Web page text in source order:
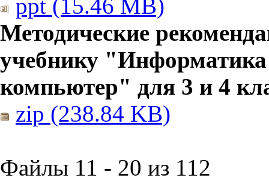
ppt (15.46 MB)
Методические
учебнику
компьютер" для 3 и 4
zip (238.84 KB)
Файлы 11 - 20 из 112